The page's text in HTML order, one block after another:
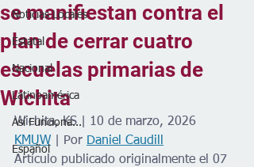
Noticias Locales
Estatal
Nacional
Latinoamérica
Así Funciona...
Español
se manifiestan contra el
plan de cerrar cuatro
escuelas primarias de
Wichita
Wichita, KS | 10 de marzo, 2026
KMUW
| Por Daniel Caudill
Artículo publicado originalmente el 07